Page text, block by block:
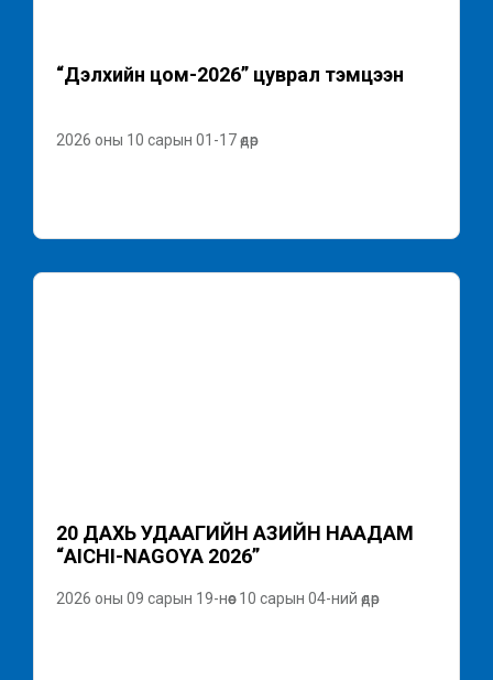
“Дэлхийн цом-2026” цуврал тэмцээн
2026 оны 10 сарын 01-17 өдөр
20 ДАХЬ УДААГИЙН АЗИЙН НААДАМ
“AICHI-NAGOYA 2026”
2026 оны 09 сарын 19-нөөс 10 сарын 04-ний өдөр